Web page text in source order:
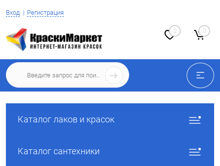
Вход Регистрация
0 0
Каталог лаков и красок
Каталог сантехники